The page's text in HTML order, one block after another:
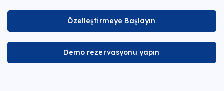
Özelleştirmeye Başlayın
Demo rezervasyonu yapın